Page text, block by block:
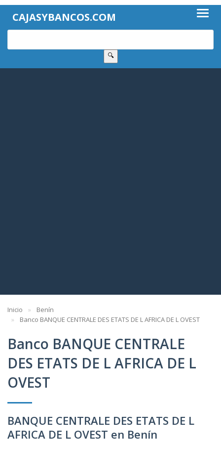
CAJASYBANCOS.COM
🔍
Inicio
Benín
Banco BANQUE CENTRALE DES ETATS DE L AFRICA DE L OVEST
Banco BANQUE CENTRALE
DES ETATS DE L AFRICA DE L
OVEST
BANQUE CENTRALE DES ETATS DE L
AFRICA DE L OVEST en Benín